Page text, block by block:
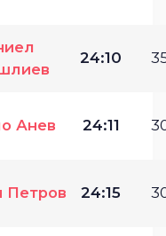
24:10
Анев 24:11
Петров 24:15